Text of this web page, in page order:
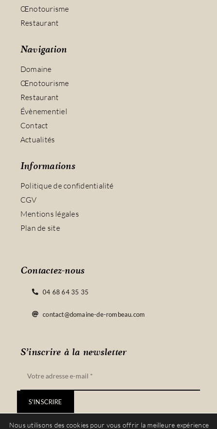
Œnotourisme
Restaurant
Navigation
Domaine
Œnotourisme
Restaurant
Évènementiel
Contact
Actualités
Informations
Politique de confidentialité
CGV
Mentions légales
Plan de site
S’inscrire à la newsletter
S'INSCRIRE
Contactez-nous
04 68 64 35 35
contact@domaine-de-rombeau.com
Nous utilisons des cookies pour vous offrir la meilleure expérience